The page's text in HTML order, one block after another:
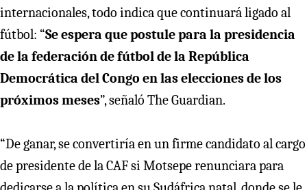
internacionales, todo indica que continuará ligado al
fútbol: “Se espera que postule para la presidencia
de la federación de fútbol de la República
Democrática del Congo en las elecciones de los
próximos meses”, señaló The Guardian.
“De ganar, se convertiría en un firme candidato al cargo
de presidente de la CAF si Motsepe renunciara para